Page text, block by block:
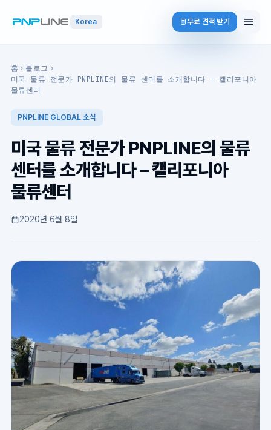
Korea 무료 견적 받기
홈
블로그
미국 물류 전문가 PNPLINE의 물류 센터를 소개합니다 – 캘리포니아
물류센터
PNPLINE GLOBAL 소식
미국 물류 전문가 PNPLINE의 물류
센터를 소개합니다 – 캘리포니아
물류센터
2020년 6월 8일